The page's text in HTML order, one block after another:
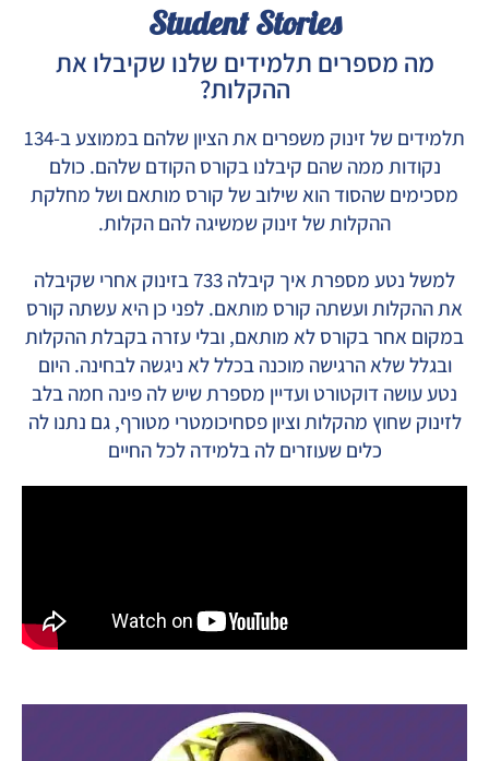
Student Stories
מה מספרים תלמידים שלנו שקיבלו את
ההקלות?
תלמידים של זינוק משפרים את הציון שלהם בממוצע ב-134
נקודות ממה שהם קיבלנו בקורס הקודם שלהם. כולם
מסכימים שהסוד הוא שילוב של קורס מותאם ושל מחלקת
ההקלות של זינוק שמשיגה להם הקלות.
למשל נטע מספרת איך קיבלה 733 בזינוק אחרי שקיבלה
את ההקלות ועשתה קורס מותאם. לפני כן היא עשתה קורס
במקום אחר בקורס לא מותאם, ובלי עזרה בקבלת ההקלות
ובגלל שלא הרגישה מוכנה בכלל לא ניגשה לבחינה. היום
נטע עושה דוקטורט ועדיין מספרת שיש לה פינה חמה בלב
לזינוק שחוץ מהקלות וציון פסחיכומטרי מטורף, גם נתנו לה
כלים שעוזרים לה בלמידה לכל החיים